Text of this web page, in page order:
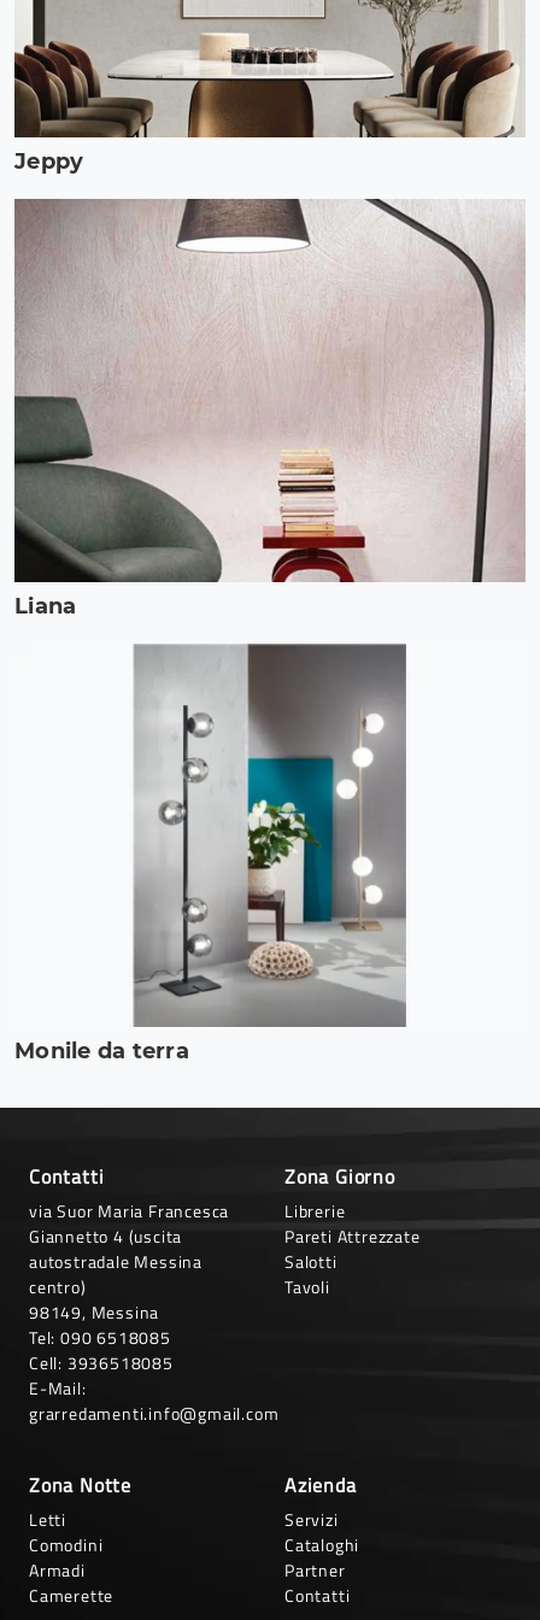
Jeppy
Liana
Monile da terra
Contatti
via Suor Maria Francesca
Giannetto 4 (uscita
autostradale Messina
centro)
98149, Messina
Tel: 090 6518085
Cell: 3936518085
E-Mail:
grarredamenti.info@gmail.com
Zona Giorno
Librerie
Pareti Attrezzate
Salotti
Tavoli
Zona Notte
Letti
Comodini
Armadi
Camerette
Azienda
Servizi
Cataloghi
Partner
Contatti